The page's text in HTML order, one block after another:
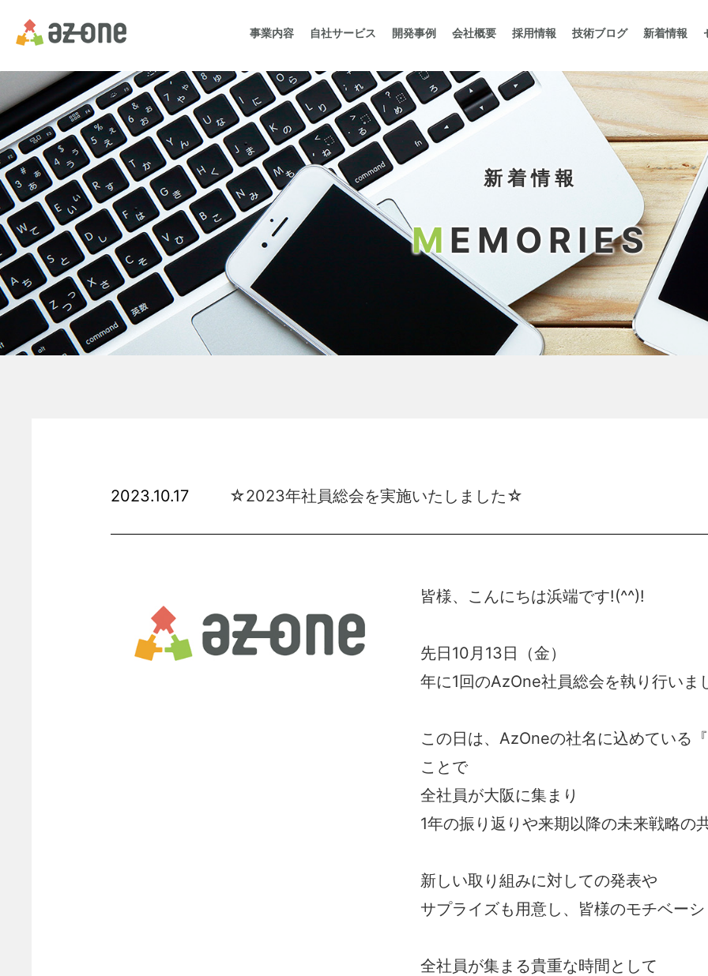
事業内容 自社サービス 開発事例 会社概要 採用情報 技術ブログ 新着情報
新着情報
M EMORIES
2023.10.17 ☆2023年社員総会を実施いたしました☆
皆様、こんにちは浜端です!(^^)!
先日10月13日（金）
年に1回のAzOne社員総会を執り行いま
この日は、AzOneの社名に込めている
ことで
全社員が大阪に集まり
1年の振り返りや来期以降の未来戦略の
新しい取り組みに対しての発表や
サプライズも用意し、皆様のモチベー
全社員が集まる貴重な時間として